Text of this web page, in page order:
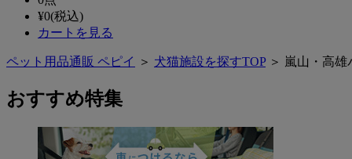
¥0(税込)
カートを見る
ペット用品通販 ペピイ ＞ 犬猫施設を探すTOP＞ 嵐山・高雄
おすすめ特集